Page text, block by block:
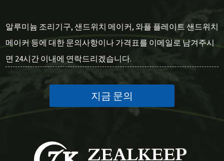
알루미늄 조리기구, 샌드위치 메이커, 와플 플레이트 샌드위치
메이커 등에 대한 문의사항이나 가격표를 이메일로 남겨주시
면 24시간 이내에 연락드리겠습니다.
지금 문의